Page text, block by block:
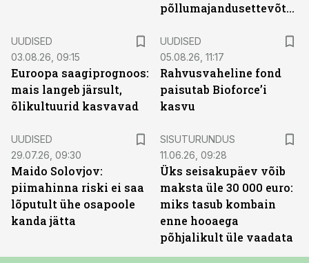
põllumajandusettevõtted
UUDISED
03.08.26, 09:15
Euroopa saagiprognoos:
mais langeb järsult,
õlikultuurid kasvavad
UUDISED
05.08.26, 11:17
Rahvusvaheline fond
paisutab Bioforce’i
kasvu
UUDISED
29.07.26, 09:30
Maido Solovjov:
piimahinna riski ei saa
lõputult ühe osapoole
kanda jätta
SISUTURUNDUS
11.06.26, 09:28
Üks seisakupäev võib
maksta üle 30 000 euro:
miks tasub kombain
enne hooaega
põhjalikult üle vaadata